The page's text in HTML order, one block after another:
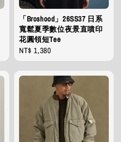
「Broshood」26SS37 日系
寬鬆夏季數位夜景直噴印
花圓領短Tee
Regular
price
NT$ 1,380